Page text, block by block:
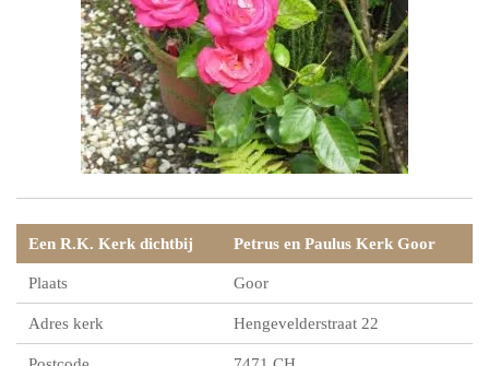
Een R.K. Kerk dichtbij Petrus en Paulus Kerk Goor
Plaats Goor
Adres kerk Hengevelderstraat 22